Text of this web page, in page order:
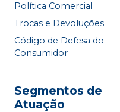
Política Comercial
Trocas e Devoluções
Código de Defesa do
Consumidor
Segmentos de
Atuação